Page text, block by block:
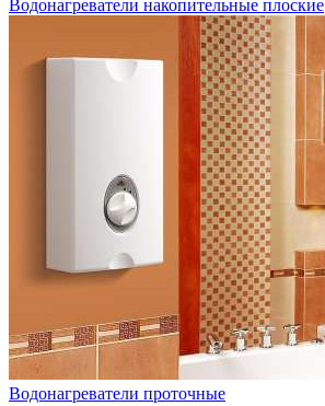
Водонагреватели накопительные плоские
Водонагреватели проточные